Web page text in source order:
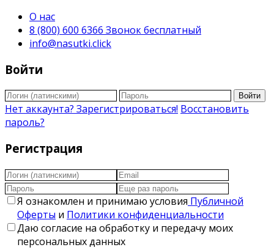
О нас
8 (800) 600 6366 Звонок бесплатный
info@nasutki.click
Войти
Войти
Нет аккаунта? Зарегистрироваться! Восстановить
пароль?
Регистрация
Я ознакомлен и принимаю условия Публичной
Оферты и Политики конфиденциальности
Даю согласие на обработку и передачу моих
персональных данных